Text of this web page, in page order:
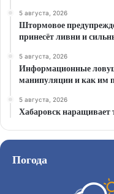
5 августа, 2026
Штормовое
принесёт ливни и
5 августа, 2026
Информационные
манипуляции и как им
5 августа, 2026
Хабаровск
Погода